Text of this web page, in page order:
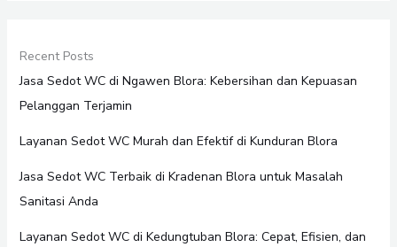
Recent Posts
Jasa Sedot WC di Ngawen Blora: Kebersihan dan Kepuasan
Pelanggan Terjamin
Layanan Sedot WC Murah dan Efektif di Kunduran Blora
Jasa Sedot WC Terbaik di Kradenan Blora untuk Masalah
Sanitasi Anda
Layanan Sedot WC di Kedungtuban Blora: Cepat, Efisien, dan